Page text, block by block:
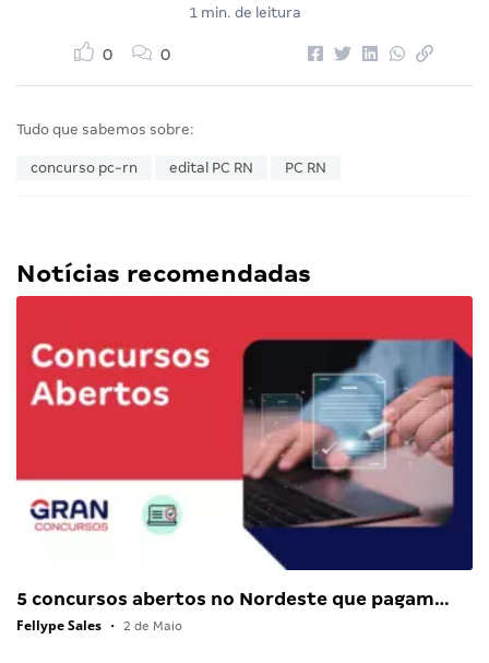
1 min. de leitura
0 0
Tudo que sabemos sobre:
concurso pc-rn edital PC RN PC RN
Notícias recomendadas
5 concursos abertos no Nordeste que pagam…
Fellype Sales • 2 de Maio